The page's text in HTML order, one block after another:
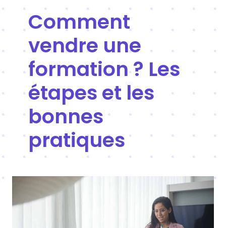
Comment
vendre une
formation ? Les
étapes et les
bonnes
pratiques